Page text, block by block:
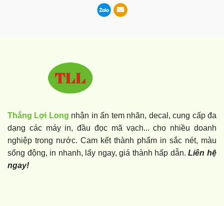
Thắng Lợi Long nhận in ấn tem nhãn, decal, cung cấp đa
dạng các máy in, đầu đọc mã vạch... cho nhiều doanh
nghiệp trong nước. Cam kết thành phẩm in sắc nét, màu
sống động, in nhanh, lấy ngay, giá thành hấp dẫn.Liên hệ
ngay!